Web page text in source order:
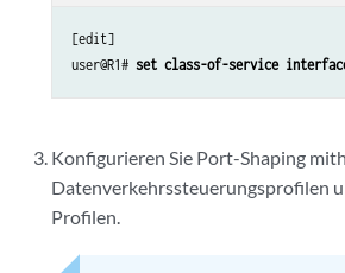
[edit]
user@R1# set class-of-service
Konfigurieren Sie Port-Shaping
Datenverkehrssteuerungsprofilen
Profilen.